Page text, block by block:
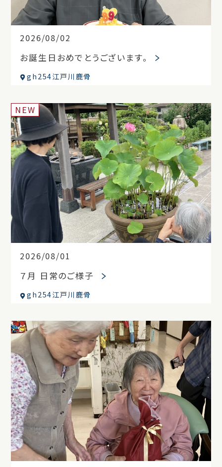
2026/08/02
お誕生日おめでとうございます。
gh254江戸川鹿骨
2026/08/01
NEW
７月 日常のご様子
gh254江戸川鹿骨